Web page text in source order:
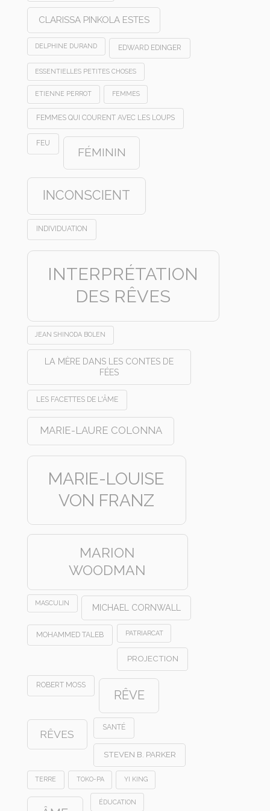
CLARISSA PINKOLA ESTES
DELPHINE DURAND EDWARD EDINGER
ESSENTIELLES PETITES CHOSES
ETIENNE PERROT FEMMES
FEMMES QUI COURENT AVEC LES LOUPS
FEU
FÉMININ
INCONSCIENT
INDIVIDUATION
INTERPRÉTATION
DES RÊVES
JEAN SHINODA BOLEN
LA MÈRE DANS LES CONTES DE
FÉES
LES FACETTES DE L'ÂME
MARIE-LAURE COLONNA
MARIE-LOUISE
VON FRANZ
MARION
WOODMAN
MASCULIN MICHAEL CORNWALL
MOHAMMED TALEB PATRIARCAT
PROJECTION
ROBERT MOSS
RÊVE
RÊVES
SANTÉ
STEVEN B. PARKER
TERRE TOKO-PA YI KING
ÉDUCATION